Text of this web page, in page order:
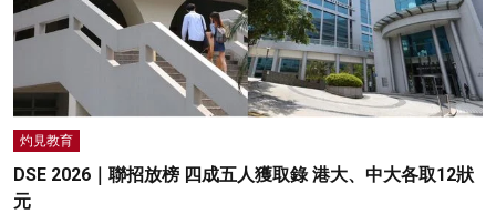
灼見教育
DSE 2026｜聯招放榜 四成五人獲取錄 港大、中大各取12狀
元